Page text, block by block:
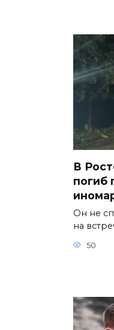
В
погиб
Он не
на
50